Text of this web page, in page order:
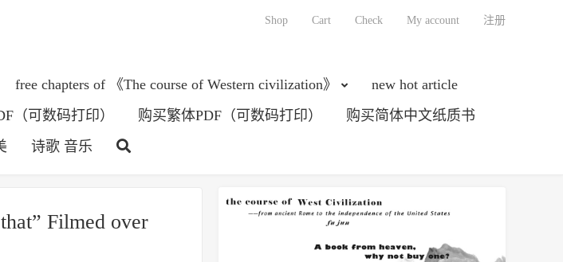
free chapters of 《The course of Western civilization》
new hot article
（可数码打印） 购买繁体PDF（可数码打印）
购买简体中文纸质书
诗歌 音乐
Shop Cart Check My account 注册
Filmed over